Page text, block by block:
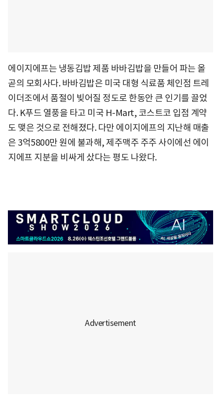
에이지에프는 냉동김밥 제품 바바김밥을 만들어 파는 올
곧의 모회사다. 바바김밥은 미국 대형 식료품 체인점 트레
이더조에서 품절이 빚어질 정도로 한동안 큰 인기를 끌었
다. K푸드 열풍을 타고 미국 H-Mart, 코스트코 입점 계약
도 맺은 것으로 전해졌다. 다만 에이지에프의 지난해 매출
은 3억5800만 원에 불과해, 제주맥주 주주 사이에선 에이
지에프 지분을 비싸게 샀다는 평도 나왔다.